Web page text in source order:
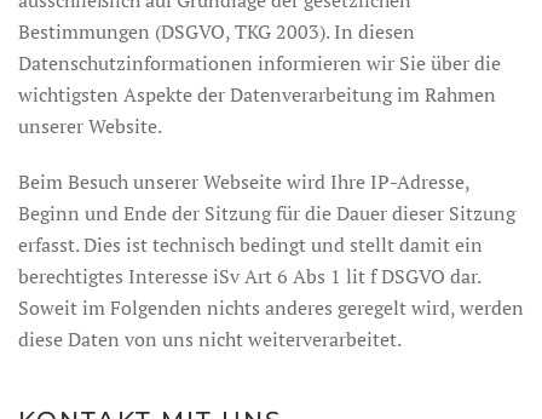
Bestimmungen (DSGVO, TKG 2003). In diesen
Datenschutzinformationen informieren wir Sie über die
wichtigsten Aspekte der Datenverarbeitung im Rahmen
unserer Website.
Beim Besuch unserer Webseite wird Ihre IP-Adresse,
Beginn und Ende der Sitzung für die Dauer dieser Sitzung
erfasst. Dies ist technisch bedingt und stellt damit ein
berechtigtes Interesse iSv Art 6 Abs 1 lit f DSGVO dar.
Soweit im Folgenden nichts anderes geregelt wird, werden
diese Daten von uns nicht weiterverarbeitet.